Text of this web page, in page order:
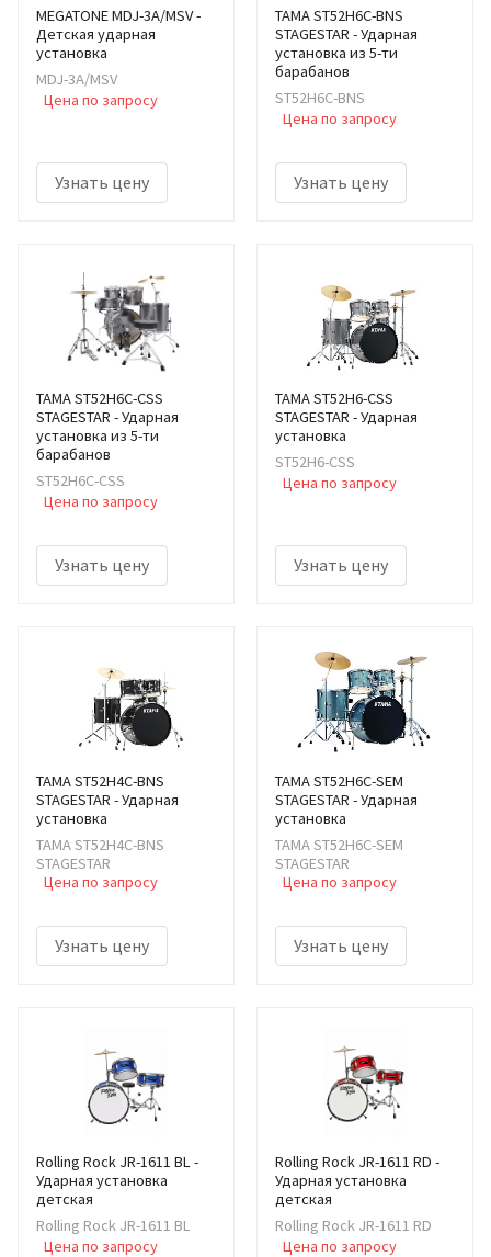
MEGATONE MDJ-3A/MSV -
Детская ударная
установка
MDJ-3A/MSV
Цена по запросу
Узнать цену
TAMA ST52H6C-BNS
STAGESTAR - Ударная
установка из 5-ти
барабанов
ST52H6C-BNS
Цена по запросу
Узнать цену
TAMA ST52H6C-CSS
STAGESTAR - Ударная
установка из 5-ти
барабанов
ST52H6C-CSS
Цена по запросу
Узнать цену
TAMA ST52H6-CSS
STAGESTAR - Ударная
установка
ST52H6-CSS
Цена по запросу
Узнать цену
TAMA ST52H4C-BNS
STAGESTAR - Ударная
установка
TAMA ST52H4C-BNS
STAGESTAR
Цена по запросу
Узнать цену
TAMA ST52H6C-SEM
STAGESTAR - Ударная
установка
TAMA ST52H6C-SEM
STAGESTAR
Цена по запросу
Узнать цену
Rolling Rock JR-1611 BL -
Ударная установка
детская
Rolling Rock JR-1611 BL
Цена по запросу
Rolling Rock JR-1611 RD -
Ударная установка
детская
Rolling Rock JR-1611 RD
Цена по запросу